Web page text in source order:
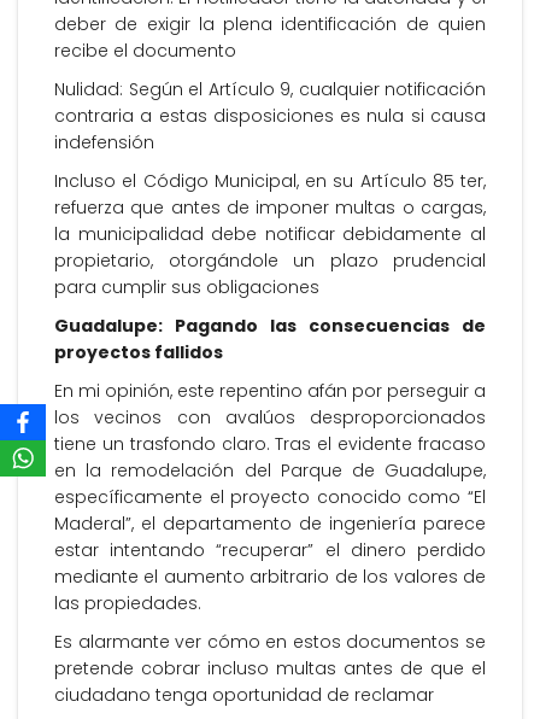
deber de exigir la plena identificación de quien
recibe el documento
Nulidad: Según el Artículo 9, cualquier notificación
contraria a estas disposiciones es nula si causa
indefensión
Incluso el Código Municipal, en su Artículo 85 ter,
refuerza que antes de imponer multas o cargas,
la municipalidad debe notificar debidamente al
propietario, otorgándole un plazo prudencial
para cumplir sus obligaciones
Guadalupe: Pagando las consecuencias de
proyectos fallidos
En mi opinión, este repentino afán por perseguir a
los vecinos con avalúos desproporcionados
tiene un trasfondo claro. Tras el evidente fracaso
en la remodelación del Parque de Guadalupe,
específicamente el proyecto conocido como “El
Maderal”, el departamento de ingeniería parece
estar intentando “recuperar” el dinero perdido
mediante el aumento arbitrario de los valores de
las propiedades.
Es alarmante ver cómo en estos documentos se
pretende cobrar incluso multas antes de que el
ciudadano tenga oportunidad de reclamar